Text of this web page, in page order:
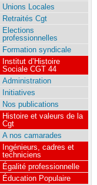
Unions Locales
Retraités Cgt
Elections
professionnelles
Formation syndicale
Institut d’Histoire
Sociale CGT 44
Administration
Initiatives
Nos publications
Histoire et valeurs de la
Cgt
A nos camarades
Ingénieurs, cadres et
techniciens
Égalité professionnelle
Éducation Populaire